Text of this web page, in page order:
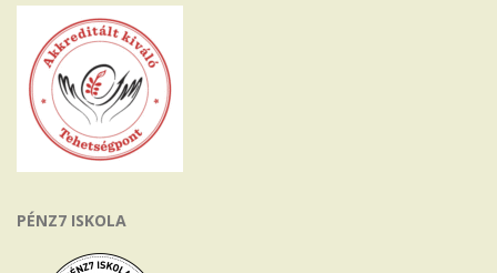
PÉNZ7 ISKOLA